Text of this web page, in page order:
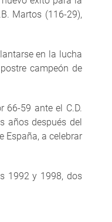
Martos (116-29),
en la lucha
campeón de
66-59 ante el C.D.
años después del
España, a celebrar
1992 y 1998, dos